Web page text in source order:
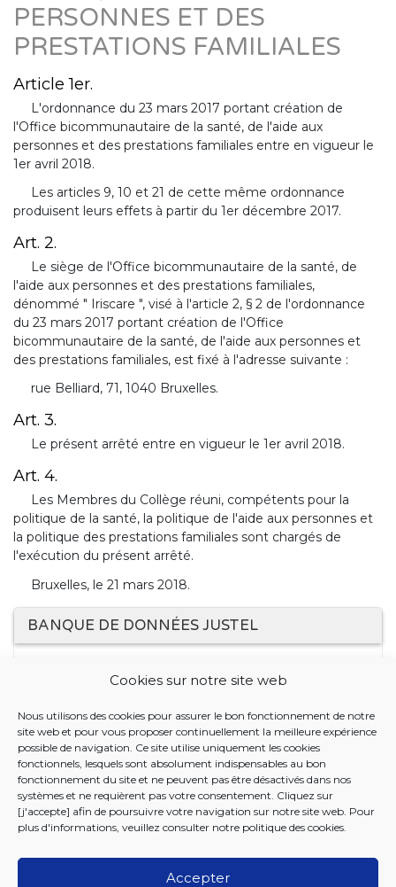
Cookies sur notre site web
Nous utilisons des cookies pour assurer le bon fonctionnement de notre
site web et pour vous proposer continuellement la meilleure expérience
possible de navigation. Ce site utilise uniquement les cookies
fonctionnels, lesquels sont absolument indispensables au bon
fonctionnement du site et ne peuvent pas être désactivés dans nos
systèmes et ne requièrent pas votre consentement. Cliquez sur
[j'accepte] afin de poursuivre votre navigation sur notre site web. Pour
plus d'informations, veuillez consulter notre politique des cookies.
Accepter
PERSONNES ET DES
PRESTATIONS FAMILIALES
Article 1er.
L'ordonnance du 23 mars 2017 portant création de
l'Office bicommunautaire de la santé, de l'aide aux
personnes et des prestations familiales entre en vigueur le
1er avril 2018.
Les articles 9, 10 et 21 de cette même ordonnance
produisent leurs effets à partir du 1er décembre 2017.
Art. 2.
Le siège de l'Office bicommunautaire de la santé, de
l'aide aux personnes et des prestations familiales,
dénommé " Iriscare ", visé à l'article 2, § 2 de l'ordonnance
du 23 mars 2017 portant création de l'Office
bicommunautaire de la santé, de l'aide aux personnes et
des prestations familiales, est fixé à l'adresse suivante :
rue Belliard, 71, 1040 Bruxelles.
Art. 3.
Le présent arrêté entre en vigueur le 1er avril 2018.
Art. 4.
Les Membres du Collège réuni, compétents pour la
politique de la santé, la politique de l'aide aux personnes et
la politique des prestations familiales sont chargés de
l'exécution du présent arrêté.
Bruxelles, le 21 mars 2018.
BANQUE DE DONNÉES JUSTEL
Commission communautaire commune fixant la date
portant création de l'Office bicommunautaire de la
santé, de l'aide aux personnes et des prestations
familiales, ainsi que le siège social de l'Office
bicommunautaire de la santé, de l'aide aux personnes et
des prestations familiales